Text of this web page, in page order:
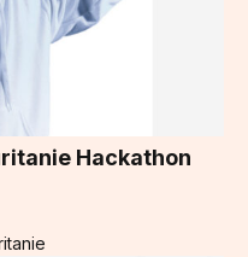
Hackathon